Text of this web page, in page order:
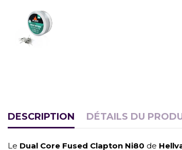
DESCRIPTION DÉTAILS DU
Le Dual Core Fused Clapton Ni80 de